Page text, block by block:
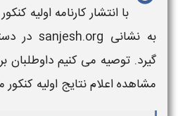
با انتشار کارنامه اولیه کنکور
به نشانی sanjesh.org در
گیرد. توصیه می کنیم داوطلبان
مشاهده اعلام نتایج اولیه کنکور